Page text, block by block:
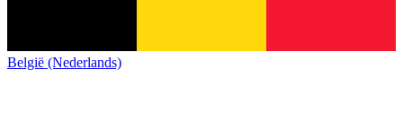
België (Nederlands)